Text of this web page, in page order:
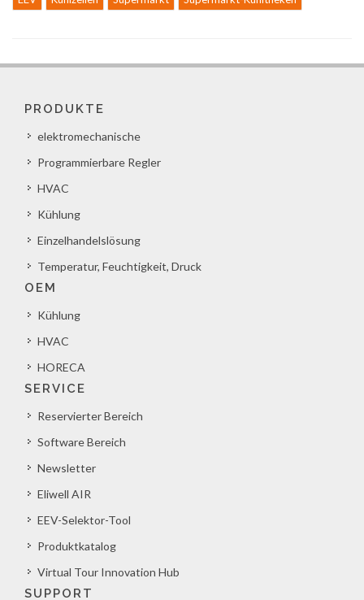
PRODUKTE
elektromechanische
Programmierbare Regler
HVAC
Kühlung
Einzelhandelslösung
Temperatur, Feuchtigkeit, Druck
OEM
Kühlung
HVAC
HORECA
SERVICE
Reservierter Bereich
Software Bereich
Newsletter
Eliwell AIR
EEV-Selektor-Tool
Produktkatalog
Virtual Tour Innovation Hub
SUPPORT